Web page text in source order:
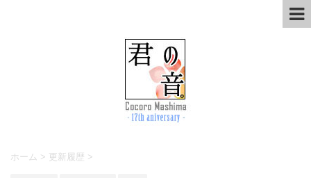
ホーム > 更新履歴 >